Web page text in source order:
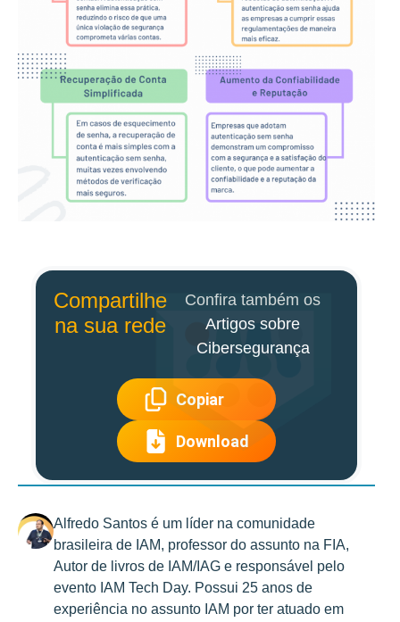
Compartilhe
na sua rede
Confira também os
Artigos sobre
Cibersegurança
Copiar
Download
Alfredo Santos é um líder na comunidade
brasileira de IAM, professor do assunto na FIA,
Autor de livros de IAM/IAG e responsável pelo
evento IAM Tech Day. Possui 25 anos de
experiência no assunto IAM por ter atuado em